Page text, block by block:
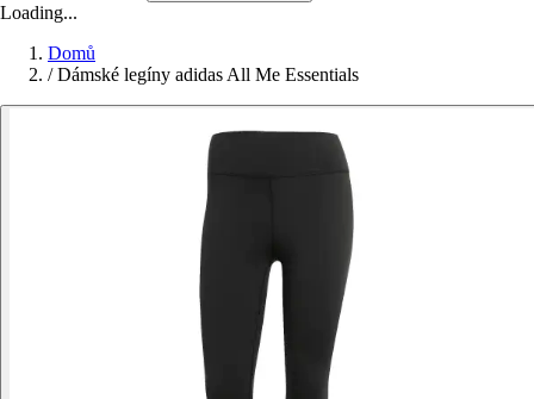
Loading...
Domů
/ Dámské legíny adidas All Me Essentials